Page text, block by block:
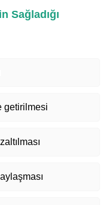
Sağladığı
getirilmesi